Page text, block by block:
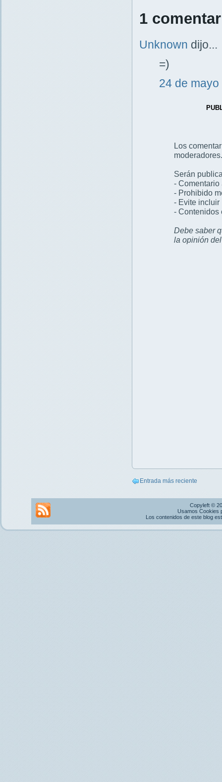
1
Unknown dijo...
=)
24 de
Los
moderadores.
Serán
- Comentario
- Prohibido
- Evite incluir
- Contenidos
Debe saber
la opinión
Entrada más reciente
Copyleft ©
Usamos Cookies
Los contenidos de este blog